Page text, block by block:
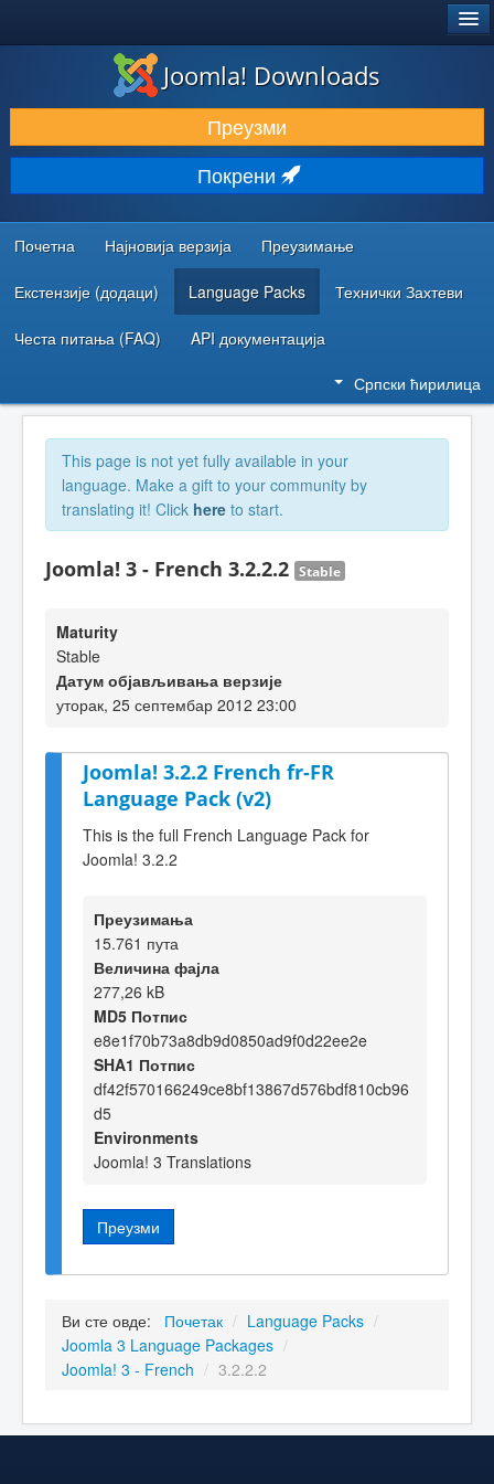
ПРЕУЗИМАЊЕ И ПРОШИРЕЊА (ЕКСТЕНЗИЈЕ)
ОТКРИЈТЕ И НАУЧИТЕ
ЗАЈЕДНИЦА И ПОДРШКА
РЕСУРСИ ЗА РАЗВОЈ
Joomla! Downloads
Преузми
Покрени
Почетна Најновија верзија Преузимање
Екстензије (додаци) Language Packs Технички Захтеви
Честа питања (FAQ) API документација
Српски ћирилица
This page is not yet fully available in your
language. Make a gift to your community by
translating it! Click here to start.
Joomla! 3 - French 3.2.2.2 Stable
Maturity
Stable
Датум објављивања верзије
уторак, 25 септембар 2012 23:00
Joomla! 3.2.2 French fr-FR
Language Pack (v2)
This is the full French Language Pack for
Joomla! 3.2.2
Преузимања
15.761 пута
Величина фајла
277,26 kB
MD5 Потпис
e8e1f70b73a8db9d0850ad9f0d22ee2e
SHA1 Потпис
df42f570166249ce8bf13867d576bdf810cb96
d5
Environments
Joomla! 3 Translations
Преузми
Ви сте овде: Почетак / Language Packs /
Joomla 3 Language Packages /
Joomla! 3 - French / 3.2.2.2